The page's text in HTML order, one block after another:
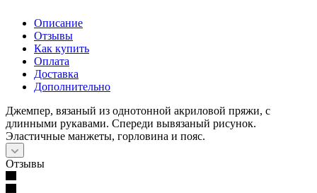
Описание
Отзывы
Как купить
Оплата
Доставка
Дополнительно
Джемпер, вязаный из однотонной акриловой пряжи, с
длинными рукавами. Спереди вывязаный рисунок.
Эластичные манжеты, горловина и пояс.
Отзывы